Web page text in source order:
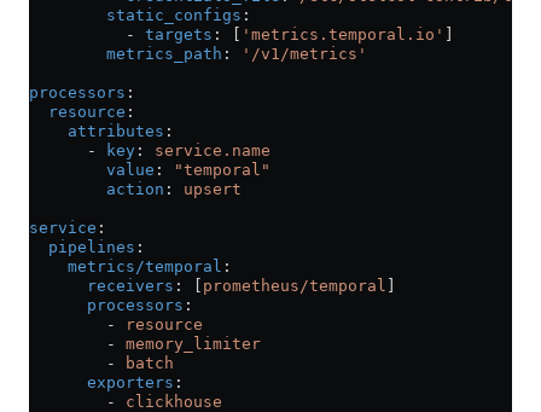
        static_configs
:
          -
targets : [ 'metrics.temporal.io'
        metrics_path
: '/v1/metrics'
processors :
  resource
:
    attributes
:
      -
key : service.name
        value
:
"temporal"
        action
: upsert
service :
  pipelines
:
    metrics/temporal
:
      receivers
: [ prometheus/temporal
      processors
:
        -
resource
        -
memory_limiter
        -
batch
      exporters
:
        -
clickhouse